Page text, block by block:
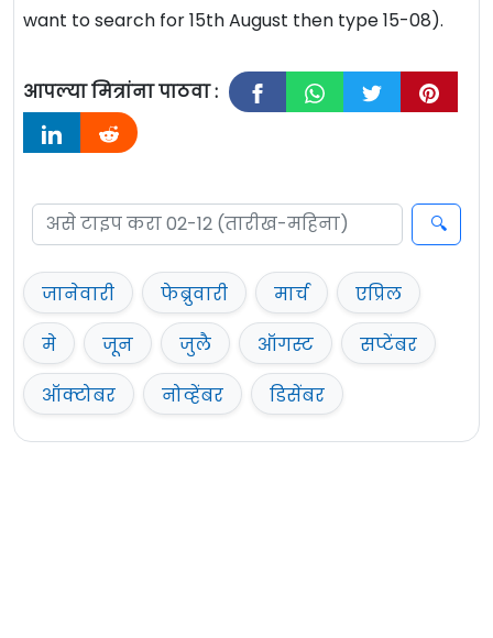
want to search for 15th August then type 15-08).
आपल्या मित्रांना पाठवा :
जानेवारी फेब्रुवारी मार्च
एप्रिल
मे
जून जुलै ऑगस्ट
सप्टेंबर
ऑक्टोबर
नोव्हेंबर डिसेंबर